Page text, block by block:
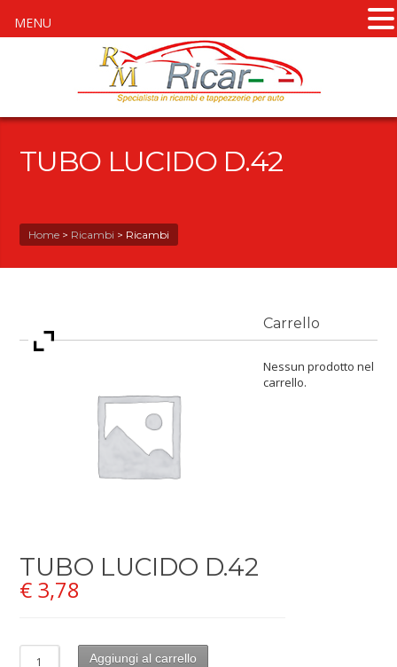
TUBO LUCIDO D.42
Home > Ricambi > Ricambi
TUBO LUCIDO D.42
€ 3,78
Aggiungi al carrello
Carrello
Nessun prodotto nel
carrello.
MENU